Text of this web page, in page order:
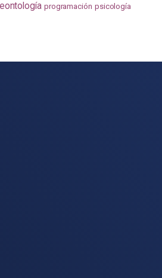
programación psicología